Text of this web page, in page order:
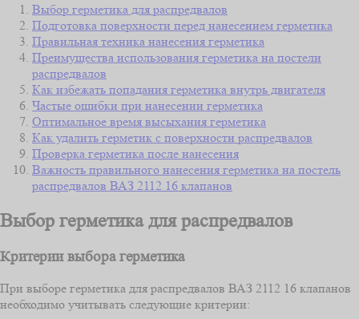
Выбор герметика для распредвалов
Подготовка поверхности перед нанесением герметика
Правильная техника нанесения герметика
Преимущества использования герметика на постели
распредвалов
Как избежать попадания герметика внутрь двигателя
Частые ошибки при нанесении герметика
Оптимальное время высыхания герметика
Как удалить герметик с поверхности распредвалов
Проверка герметика после нанесения
Важность правильного нанесения герметика на постель
распредвалов ВАЗ 2112 16 клапанов
Выбор герметика для распредвалов
Критерии выбора герметика
При выборе герметика для распредвалов ВАЗ 2112 16 клапанов
необходимо учитывать следующие критерии: